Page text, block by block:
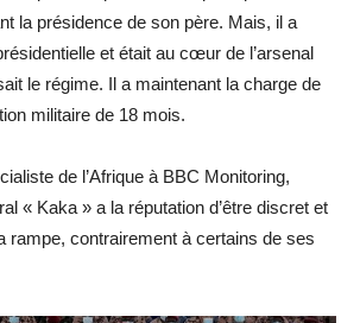
la présidence de son père. Mais, il a
et était au cœur de l’arsenal
le régime. Il a maintenant la charge de
militaire de 18 mois.
de l’Afrique à BBC Monitoring,
« Kaka » a la réputation d’être discret et
rampe, contrairement à certains de ses